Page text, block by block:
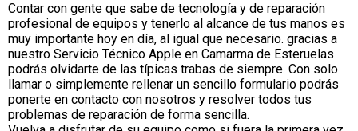
Contar con gente que sabe de tecnología y de reparación
profesional de equipos y tenerlo al alcance de tus manos es
muy importante hoy en día, al igual que necesario. gracias a
nuestro Servicio Técnico Apple en Camarma de Esteruelas
podrás olvidarte de las típicas trabas de siempre. Con solo
llamar o simplemente rellenar un sencillo formulario podrás
ponerte en contacto con nosotros y resolver todos tus
problemas de reparación de forma sencilla.